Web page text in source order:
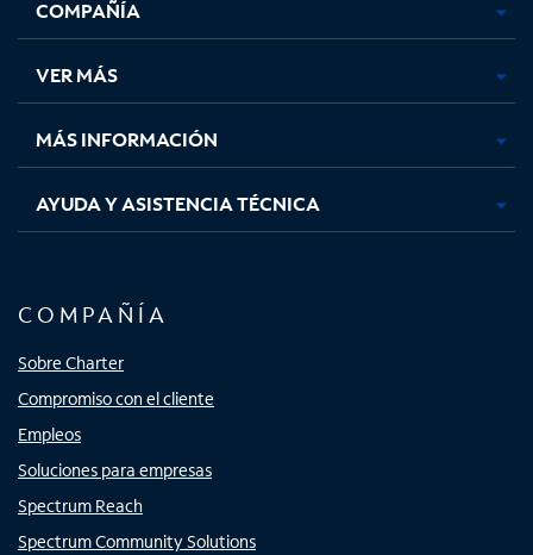
abre
en
pestaña
nueva
abre
en
pestaña
nueva
abre
en
pestaña
nueva
en
nueva
COMPAÑÍA
VER MÁS
MÁS INFORMACIÓN
AYUDA Y ASISTENCIA TÉCNICA
COMPAÑÍA
Sobre Charter
Compromiso con el cliente
Empleos
Soluciones para empresas
Spectrum Reach
Spectrum Community Solutions